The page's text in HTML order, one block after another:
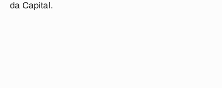
da Capital.